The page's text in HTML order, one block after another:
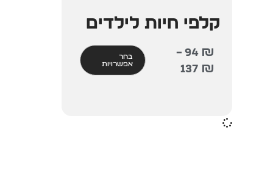
קלפי חיות לילדים
94 ₪
–
137 ₪
בחר
אפשרויות